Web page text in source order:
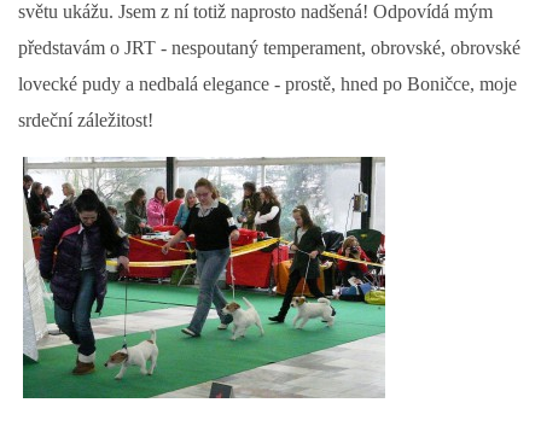
světu ukážu. Jsem z ní totiž naprosto nadšená! Odpovídá mým
představám o JRT - nespoutaný temperament, obrovské, obrovské
lovecké pudy a nedbalá elegance - prostě, hned po Boničce, moje
srdeční záležitost!